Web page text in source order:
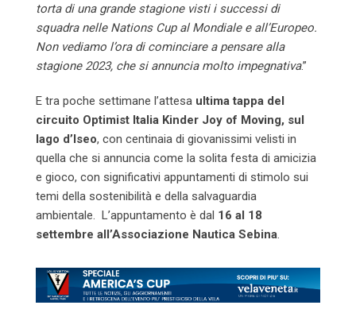
torta di una grande stagione visti i successi di
squadra nelle Nations Cup al Mondiale e all’Europeo.
Non vediamo l’ora di cominciare a pensare alla
stagione 2023, che si annuncia molto impegnativa.”
E tra poche settimane l’attesa ultima tappa del
circuito Optimist Italia Kinder Joy of Moving, sul
lago d’Iseo, con centinaia di giovanissimi velisti in
quella che si annuncia come la solita festa di amicizia
e gioco, con significativi appuntamenti di stimolo sui
temi della sostenibilità e della salvaguardia
ambientale. L’appuntamento è dal 16 al 18
settembre all’Associazione Nautica Sebina.